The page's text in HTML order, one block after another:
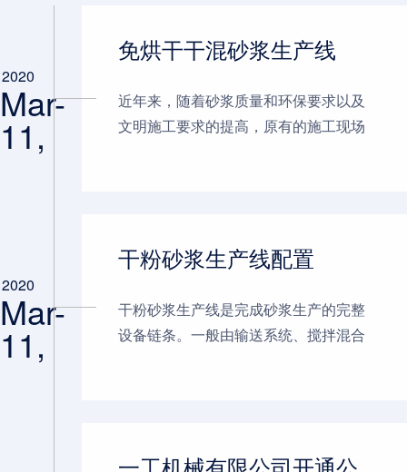
2020
Mar-
11,
免烘干干混砂浆生产线
近年来，随着砂浆质量和环保要求以及
文明施工要求的提高，原有的施工现场
2020
Mar-
11,
干粉砂浆生产线配置
干粉砂浆生产线是完成砂浆生产的完整
设备链条。一般由输送系统、搅拌混合